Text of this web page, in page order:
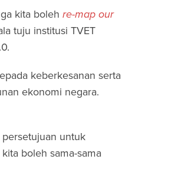
kita boleh re-map our
tuju institusi TVET
keberkesanan serta
ekonomi negara.
untuk
boleh sama-sama